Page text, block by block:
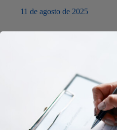
11 de agosto de 2025